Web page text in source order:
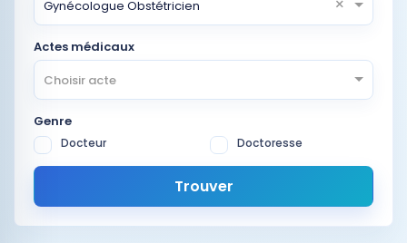
Gynécologue Obstétricien
Actes médicaux
Choisir acte
Genre
Docteur Doctoresse
Trouver